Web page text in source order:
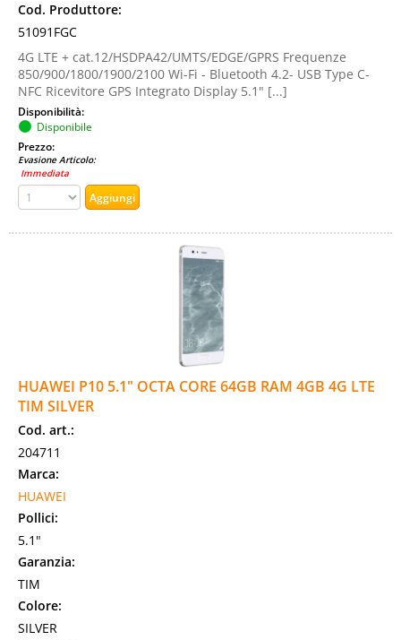
Cod. Produttore:
51091FGC
4G LTE + cat.12/HSDPA42/UMTS/EDGE/GPRS Frequenze
850/900/1800/1900/2100 Wi-Fi - Bluetooth 4.2- USB Type C-
NFC Ricevitore GPS Integrato Display 5.1" [...]
Disponibilità:
Disponibile
Prezzo:
Evasione Articolo:
Immediata
HUAWEI P10 5.1" OCTA CORE 64GB RAM 4GB 4G LTE
TIM SILVER
Cod. art.:
204711
Marca:
HUAWEI
Pollici:
5.1"
Garanzia:
TIM
Colore:
SILVER